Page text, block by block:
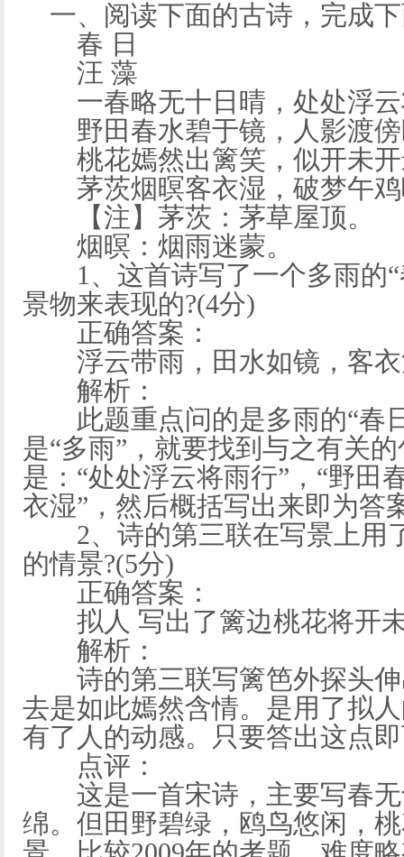
一、阅读下面的古诗，完成
春 日
汪 藻
一春略无十日晴，处处浮云
野田春水碧于镜，人影渡傍
桃花嫣然出篱笑，似开未开
茅茨烟暝客衣湿，破梦午鸡
【注】茅茨：茅草屋顶。
烟暝：烟雨迷蒙。
1、这首诗写了一个多雨的“
景物来表现的?(4分)
正确答案：
浮云带雨，田水如镜，客衣
解析：
此题重点问的是多雨的“春
是“多雨”，就要找到与之有关
是：“处处浮云将雨行”，“野田
衣湿”，然后概括写出来即为答
2、诗的第三联在写景上用
的情景?(5分)
正确答案：
拟人 写出了篱边桃花将开
解析：
诗的第三联写篱笆外探头伸
去是如此嫣然含情。是用了拟
有了人的动感。只要答出这点
点评：
这是一首宋诗，主要写春无
绵。但田野碧绿，鸥鸟悠闲，